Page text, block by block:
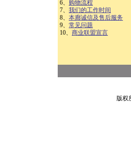
6、 购物流程
7、 我们的工作时间
8、 本廊诚信及售后服务
9、 常见问题
10、 商业联盟宣言
版权